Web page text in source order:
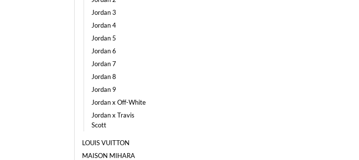
Jordan 3
Jordan 4
Jordan 5
Jordan 6
Jordan 7
Jordan 8
Jordan 9
Jordan x Off-White
Jordan x Travis
Scott
LOUIS VUITTON
MAISON MIHARA